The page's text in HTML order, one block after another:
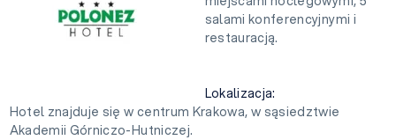
salami konferencyjnymi i
restauracją.
Lokalizacja:
Hotel znajduje się w centrum Krakowa, w sąsiedztwie
Akademii Górniczo-Hutniczej.